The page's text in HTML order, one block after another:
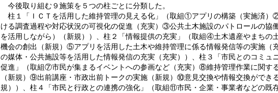
今後取り組む９施策を５つの柱ごとに分類した。
柱１「ＩＣＴを活用した維持管理の見える化」（取組①アプリの構築（実施済）
ける調査過程や対応状況の可視化の促進（充実）③公共土木施設のパトロールの協
を活用しながら）（新規））、柱２「情報提供の充実」（取組④土木遺産やまちの
機会の創出（新規）⑤アプリを活用した土木や維持管理に係る情報発信等の実施（
の媒体・公共施設等を活用した情報発信の充実（充実））、柱３「市民とのコミュ
促進」（取組⑦市民が集まるイベントへの参画など（充実）⑧維持管理作業に関す
（新規）⑨出前講座・市政出前トークの実施（新規）⑩意見交換や情報交換ができ
規））、柱４「市民と行政との連携の強化」（取組⑪市民・企業・事業者などの既